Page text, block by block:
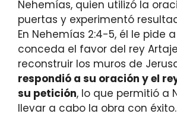
Nehemías, quien utilizó la
puertas y experimentó
En Nehemías 2:4-5, él le pide
conceda el favor del rey
reconstruir los muros de
respondió a su oración y el
su petición, lo que permitió a
llevar a cabo la obra con éxito.